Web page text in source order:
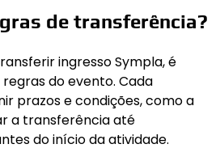
de transferência?
ingresso Sympla, é
do evento. Cada
prazos e condições, como a
a transferência até
do início da atividade.